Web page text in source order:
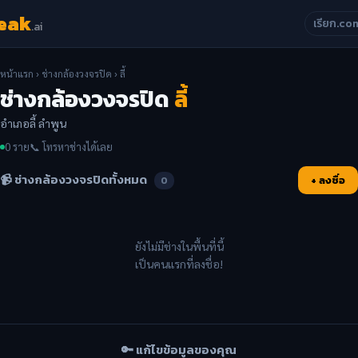
.ai เรียก
หน้าแรก › ช่างกล้องวงจรปิด › ลี้
ช่างกล้องวงจรปิดลี้
อำเภอลี้ ลำพูน
0 ราย📞 โทรหาช่างได้เลย
📹 ช่างกล้องวงจรปิดทั้งหมด 0 + ลงชื่อ
ยังไม่มีช่างในพื้นที่นี้
เป็นคนแรกที่ลงชื่อ!
🔑 แก้ไขข้อมูลของคุณ